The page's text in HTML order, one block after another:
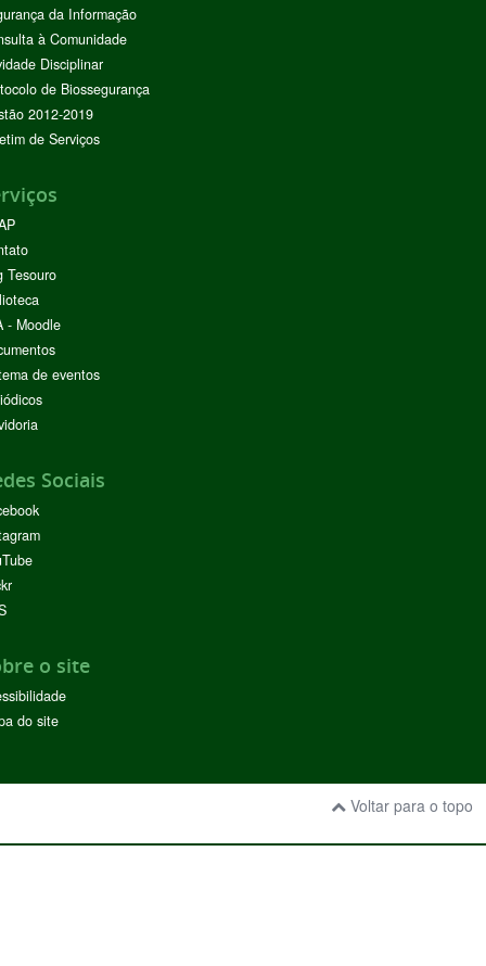
da Informação
à Comunidade
Disciplinar
de Biossegurança
2012-2019
de Serviços
Tesouro
- Moodle
de eventos
Sociais
o site
do site
Voltar para o topo